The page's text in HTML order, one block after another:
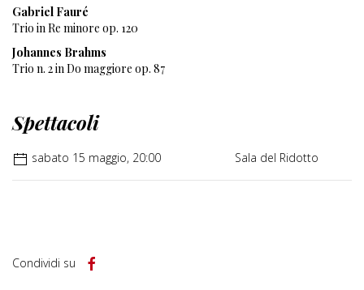
Gabriel Fauré
Trio in Re minore op. 120
Johannes Brahms
Trio n. 2 in Do maggiore op. 87
Spettacoli
sabato 15 maggio, 20:00 Sala del Ridotto
Condividi su